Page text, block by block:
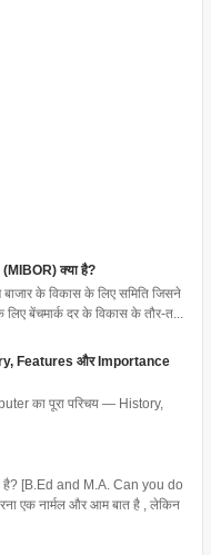
क्या है?
के विकास के लिए समिति जिसने
बेंचमार्क दर के विकास के तौर-त...
Features और Importance
का पूरा परिचय — History,
है? [B.Ed and M.A. Can you do
एक नार्मल और आम बात है , लेकिन